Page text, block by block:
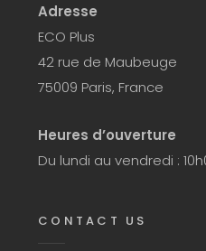
Adresse
ECO Plus
42 rue de Maubeuge
75009 Paris, France
Heures d’ouverture
Du lundi au vendredi :
CONTACT US